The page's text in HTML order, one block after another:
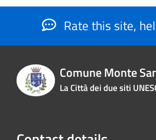
Rate this site,
Comune Monte
La Città dei due siti